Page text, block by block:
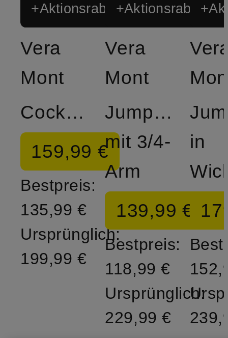
+Aktionsrabatt
Vera
Mont
Cocktailkleid
159,99 €
Bestpreis:
135,99 €
Ursprünglich:
199,99 €
+Aktionsrabatt
Vera
Mont
Jumpsuit
mit 3/4-
Arm
139,99 €
Bestpreis:
118,99 €
Ursprünglich:
229,99 €
in